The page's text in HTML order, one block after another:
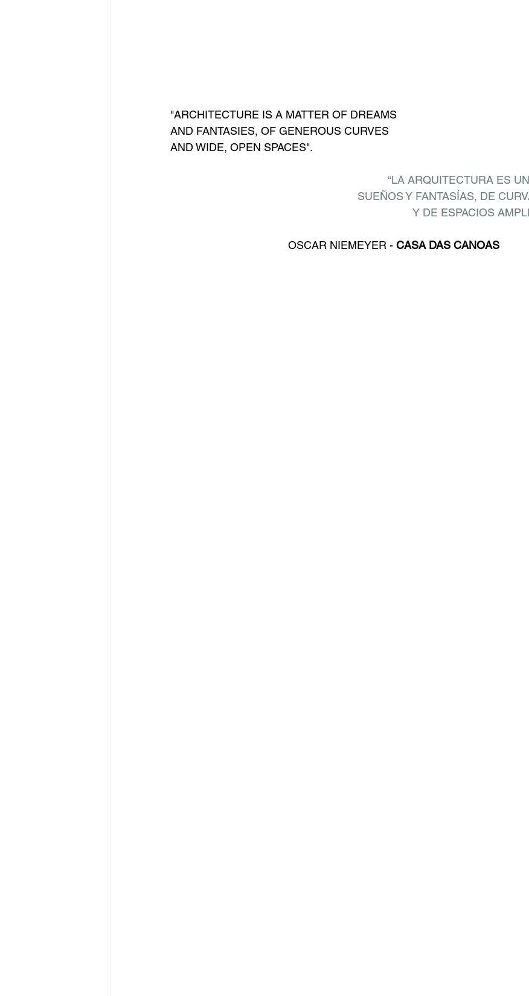
"ARCHITECTURE IS A MATTER OF DREAMS
AND FANTASIES, OF GENEROUS CURVES
AND WIDE, OPEN SPACES".
“LA ARQUITECTURA ES
SUEÑOS Y FANTASÍAS, DE
Y DE ESPACIOS
OSCAR NIEMEYER - CASA DAS CANOAS